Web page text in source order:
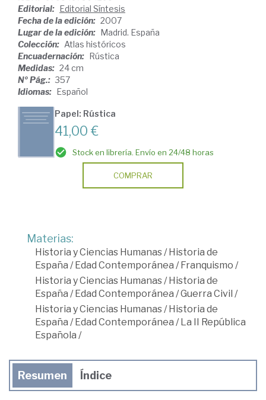
Editorial: Editorial Síntesis
Fecha de la edición: 2007
Lugar de la edición: Madrid. España
Colección: Atlas históricos
Encuadernación: Rústica
Medidas: 24 cm
Nº Pág.: 357
Idiomas: Español
Papel: Rústica
41,00 €
Stock en librería. Envío en 24/48 horas
COMPRAR
Materias:
Historia y Ciencias Humanas/ Historia de
España / Edad Contemporánea / Franquismo /
Historia y Ciencias Humanas/ Historia de
España / Edad Contemporánea /Guerra Civil /
Historia y Ciencias Humanas/ Historia de
España / Edad Contemporánea / La II República
Española /
Resumen Índice